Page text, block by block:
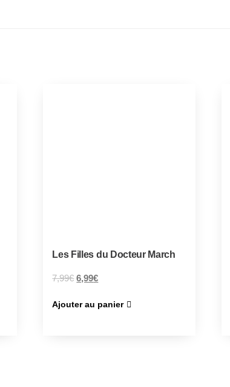
Les Filles du Docteur March
7,99€ 6,99€
Ajouter au panier